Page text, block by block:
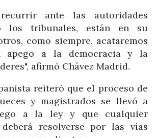
ante las autoridades
los tribunales, están en su
como siempre, acataremos
apego a la democracia y la
afirmó Chávez Madrid.
reiteró que el proceso de
y magistrados se llevó a
a la ley y que cualquier
resolverse por las vías